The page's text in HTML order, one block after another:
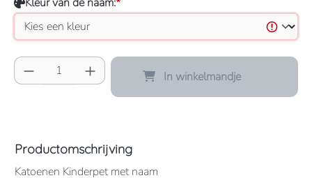
Producthoeveelheid: Voer de gewenste
In winkelmandje
Productomschrijving
Katoenen Kinderpet met naam